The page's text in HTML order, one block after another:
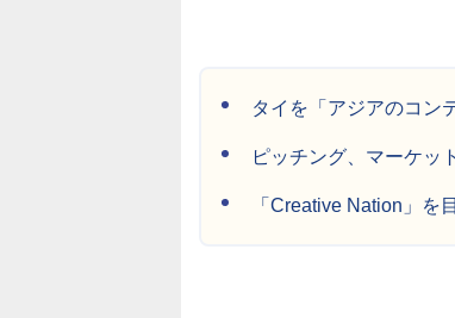
タイを「アジアのコン
ピッチング、マーケッ
「Creative Nation」を